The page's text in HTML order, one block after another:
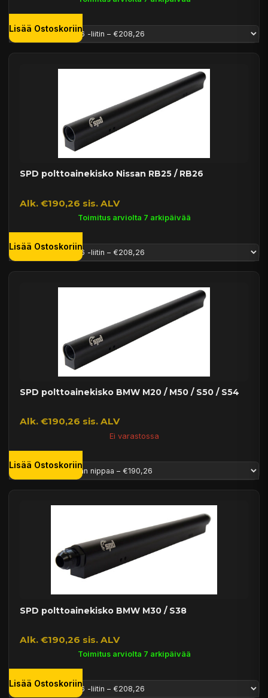
Lisää Ostoskoriin
SPD polttoainekisko Nissan RB25 / RB26
Alk. €190,26 sis. ALV
Toimitus arviolta 7 arkipäivää
Lisää Ostoskoriin
SPD polttoainekisko BMW M20 / M50 / S50 / S54
Alk. €190,26 sis. ALV
Ei varastossa
Lisää Ostoskoriin
SPD polttoainekisko BMW M30 / S38
Alk. €190,26 sis. ALV
Toimitus arviolta 7 arkipäivää
Lisää Ostoskoriin